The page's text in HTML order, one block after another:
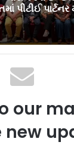
કરવા ઈચ્છતા
પીટીઈ પાર્ટનર
ઉજાગર
our
new